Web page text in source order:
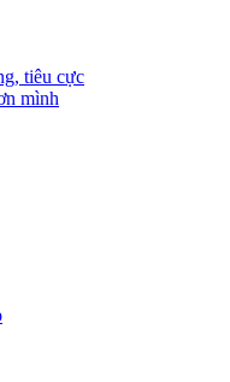
tiêu cực
mình